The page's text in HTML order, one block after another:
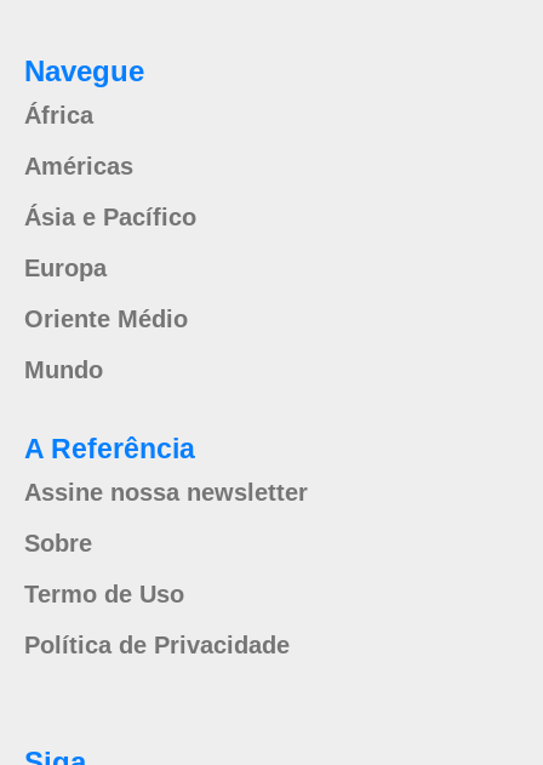
Navegue
África
Américas
Ásia e Pacífico
Europa
Oriente Médio
Mundo
A Referência
Assine nossa newsletter
Sobre
Termo de Uso
Política de Privacidade